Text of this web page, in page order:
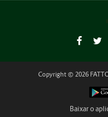
Copyright © 2026
Baixar o